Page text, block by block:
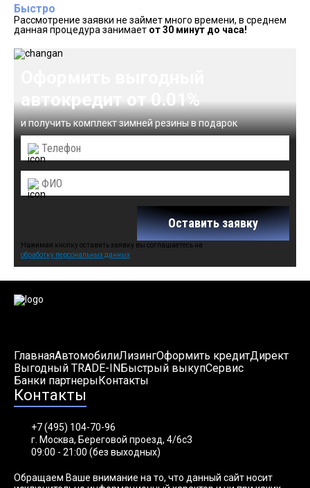
Быстро
Рассмотрение заявки не займет много времени, в среднем
данная процедура занимает от 30 минут до часа!
автокредит от 0.01%
и получить комплект зимней резины в подарок
Оставить заявку
Нажимая кнопку оставить заявку вы соглашаетесь на
обработку персональных данных
ГлавнаяАвтомобилиЛизингОформить кредитДирект
Выгодный TRADE-INБыстрый выкупСервис
Банки партнерыКонтакты
Контакты
+7 (495) 104-70-96
г. Москва, Береговой проезд, 4/6с3
09:00 - 21:00 (без выходных)
Обращаем Ваше внимание на то, что данный сайт носит